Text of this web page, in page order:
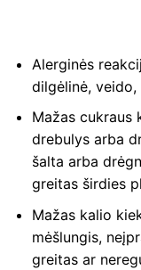
Alerginės
dilgėlinė,
Mažas cukraus
drebulys arba
šalta arba
greitas širdies
Mažas kalio
mėšlungis,
greitas ar